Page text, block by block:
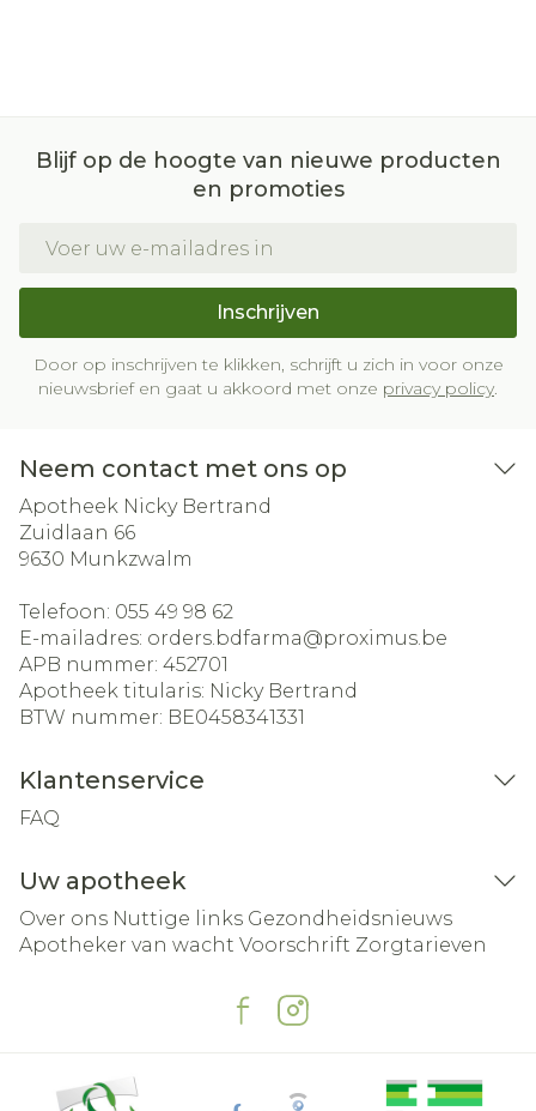
Blijf op de hoogte van nieuwe producten
en promoties
Inschrijven
Door op inschrijven te klikken, schrijft u zich in voor onze
nieuwsbrief en gaat u akkoord met onze privacy policy.
Neem contact met ons op
Apotheek Nicky Bertrand
Zuidlaan 66
9630 Munkzwalm
Telefoon: 055 49 98 62
E-mailadres: orders.bdfarma@proximus.be
APB nummer: 452701
Apotheek titularis: Nicky Bertrand
BTW nummer: BE0458341331
Klantenservice
FAQ
Uw apotheek
Over ons Nuttige links Gezondheidsnieuws
Apotheker van wacht Voorschrift Zorgtarieven